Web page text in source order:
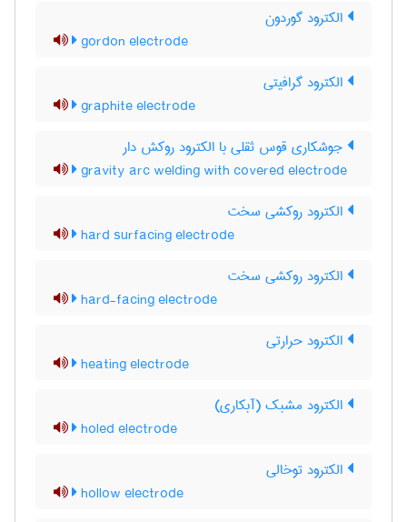
الکترود گوردون
gordon electrode
الکترود گرافیتی
graphite electrode
جوشکاری قوس ثقلی با الکترود روکش دار
gravity arc welding with covered electrode
الکترود روکشی سخت
hard surfacing electrode
الکترود روکشی سخت
hard-facing electrode
الکترود حرارتی
heating electrode
الکترود مشبک (آبکاری)
holed electrode
الکترود توخالی
hollow electrode